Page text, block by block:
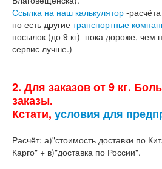
Ссылка на наш калькулятор -
но есть другие транспортные
посылок (до 9 кг) пока дороже, чем
сервис лучше.)
2. Для заказов от 9 кг.
заказы.
Кстати, условия для
Расчёт: а)"стоимость доставки по
Карго" + в)"доставка по России".